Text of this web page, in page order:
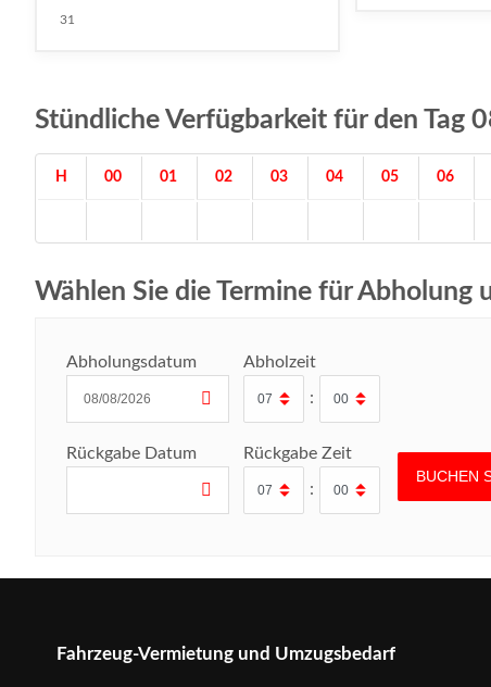
31
Stündliche Verfügbarkeit für den Tag
H 00 01 02 03 04 05 06
Wählen Sie die Termine für Abholung
Abholungsdatum Abholzeit
:
Rückgabe Datum Rückgabe Zeit
:
Fahrzeug-Vermietung und Umzugsbedarf